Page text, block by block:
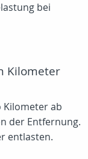
bei
Kilometer
Kilometer ab
der Entfernung.
entlasten.